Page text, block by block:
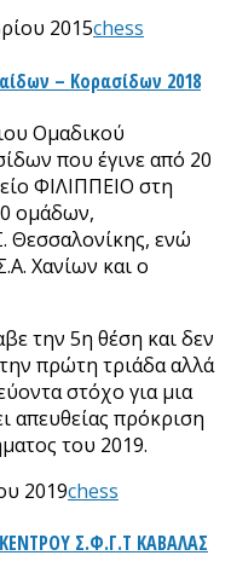
2015chess
– Κορασίδων 2018
Ομαδικού
που έγινε από 20
ΦΙΛΙΠΠΕΙΟ στη
ομάδων,
Θεσσαλονίκης, ενώ
Χανίων και ο
την 5η θέση και δεν
πρώτη τριάδα αλλά
στόχο για μια
απευθείας πρόκριση
του 2019.
2019chess
Σ.Φ.Γ.Τ ΚΑΒΑΛΑΣ